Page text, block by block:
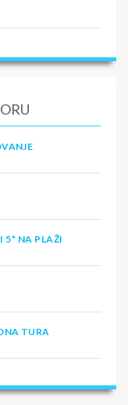
5* NA PLAŽI
TURA